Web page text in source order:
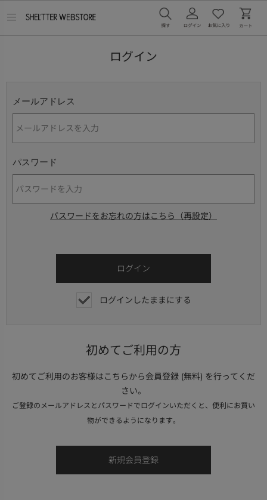
ログイン
メールアドレス
パスワード
パスワードをお忘れの方はこちら（再設定）
ログインしたままにする
初めてご利用の方
初めてご利用のお客様はこちらから会員登録 (無料) を行ってくだ
さい。
ご登録のメールアドレスとパスワードでログインいただくと、便利にお買い
物ができるようになります。